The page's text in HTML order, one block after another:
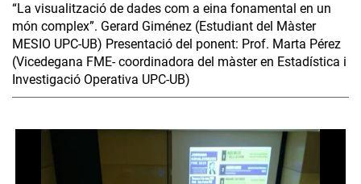
“La visualització de dades com a eina fonamental en un
món complex”. Gerard Giménez (Estudiant del Màster
MESIO UPC-UB) Presentació del ponent: Prof. Marta Pérez
(Vicedegana FME- coordinadora del màster en Estadística i
Investigació Operativa UPC-UB)